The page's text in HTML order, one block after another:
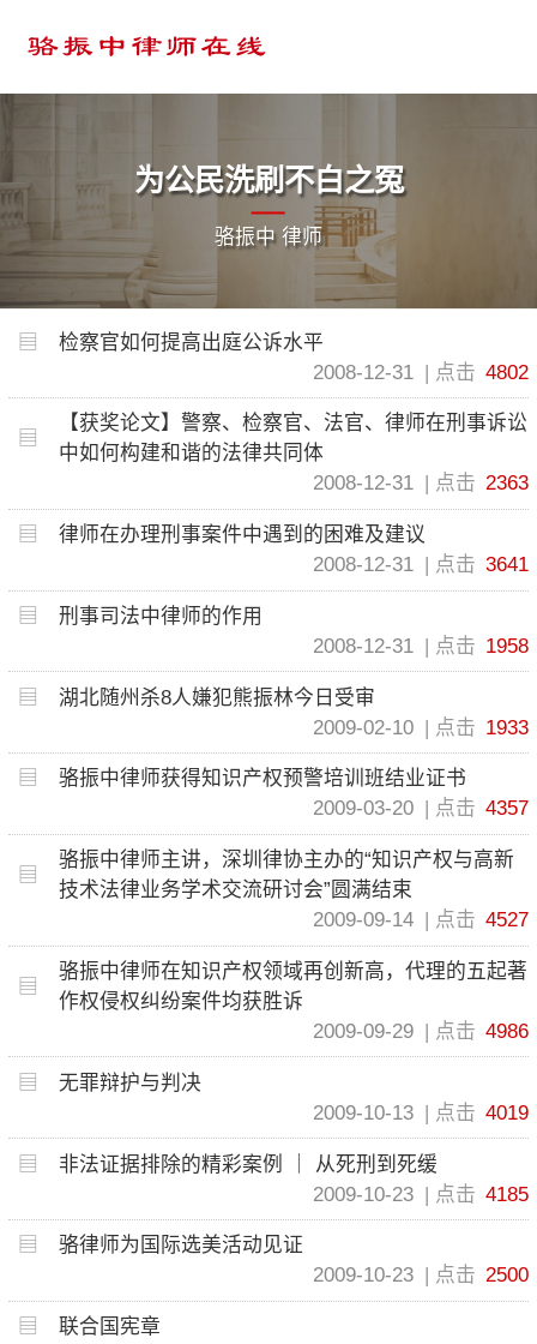
为公民洗刷不白之冤
骆振中 律师
检察官如何提高出庭公诉水平
2008-12-31
点击 4802
【获奖论文】警察、检察官、法官、律师在刑事诉讼
中如何构建和谐的法律共同体
2008-12-31
点击 2363
律师在办理刑事案件中遇到的困难及建议
2008-12-31
点击 3641
刑事司法中律师的作用
2008-12-31
点击 1958
湖北随州杀8人嫌犯熊振林今日受审
2009-02-10
点击 1933
骆振中律师获得知识产权预警培训班结业证书
2009-03-20
点击 4357
骆振中律师主讲，深圳律协主办的“知识产权与高新
技术法律业务学术交流研讨会”圆满结束
2009-09-14
点击 4527
骆振中律师在知识产权领域再创新高，代理的五起著
作权侵权纠纷案件均获胜诉
2009-09-29
点击 4986
无罪辩护与判决
2009-10-13
点击 4019
非法证据排除的精彩案例 ｜ 从死刑到死缓
2009-10-23
点击 4185
骆律师为国际选美活动见证
2009-10-23
点击 2500
联合国宪章